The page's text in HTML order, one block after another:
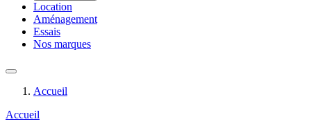
Location
Aménagement
Essais
Nos marques
Accueil
Accueil